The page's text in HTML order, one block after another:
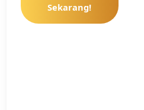
Sekarang!